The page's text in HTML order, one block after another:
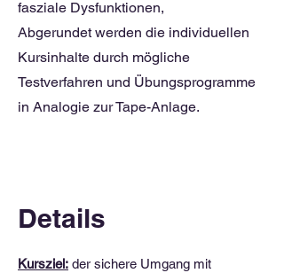
fasziale Dysfunktionen,
Abgerundet werden die individuellen
Kursinhalte durch mögliche
Testverfahren und Übungsprogramme
in Analogie zur Tape-Anlage.
Details
Kursziel: der sichere Umgang mit